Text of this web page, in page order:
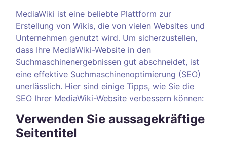
MediaWiki ist eine beliebte Plattform zur
Erstellung von Wikis, die von vielen Websites und
Unternehmen genutzt wird. Um sicherzustellen,
dass Ihre MediaWiki-Website in den
Suchmaschinenergebnissen gut abschneidet, ist
eine effektive Suchmaschinenoptimierung (SEO)
unerlässlich. Hier sind einige Tipps, wie Sie die
SEO Ihrer MediaWiki-Website verbessern können:
Verwenden Sie aussagekräftige
Seitentitel